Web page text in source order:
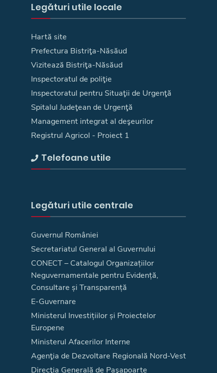
Legături utile locale
Hartă site
Prefectura Bistriţa-Năsăud
Vizitează Bistriţa-Năsăud
Inspectoratul de poliţie
Inspectoratul pentru Situaţii de Urgenţă
Spitalul Judeţean de Urgenţă
Management integrat al deşeurilor
Registrul Agricol - Proiect 1
Telefoane utile
Legături utile centrale
Guvernul României
Secretariatul General al Guvernului
CONECT – Catalogul Organizațiilor
Neguvernamentale pentru Evidență,
Consultare și Transparență
E-Guvernare
Ministerul Investițiilor și Proiectelor
Europene
Ministerul Afacerilor Interne
Agenţia de Dezvoltare Regională Nord-Vest
Direcţia Generală de Paşapoarte